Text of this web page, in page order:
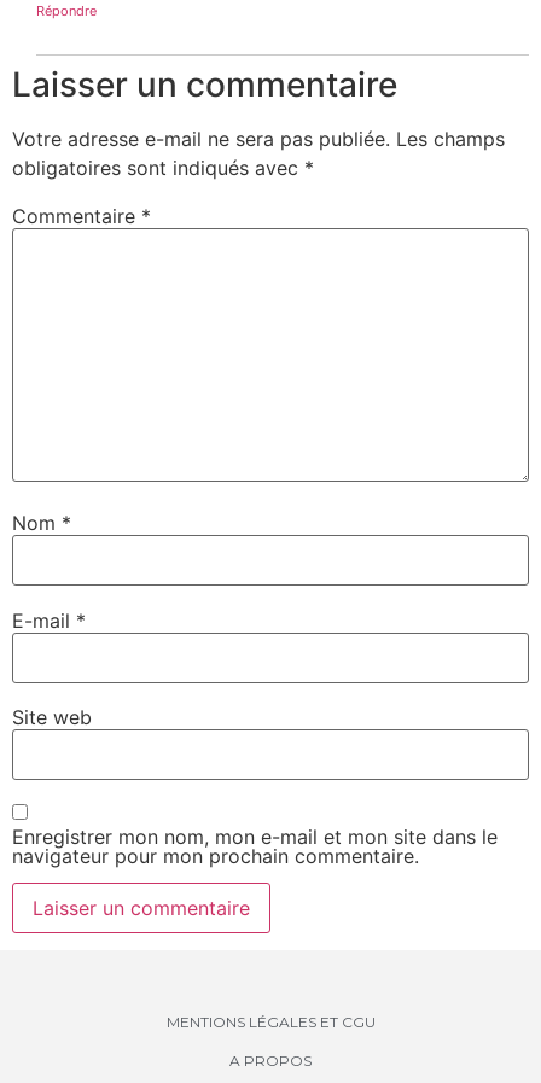
Répondre
Laisser un commentaire
Votre adresse e-mail ne sera pas publiée. Les champs
obligatoires sont indiqués avec *
Commentaire *
Nom *
E-mail *
Site web
Enregistrer mon nom, mon e-mail et mon site dans le
navigateur pour mon prochain commentaire.
MENTIONS LÉGALES ET CGU
A PROPOS